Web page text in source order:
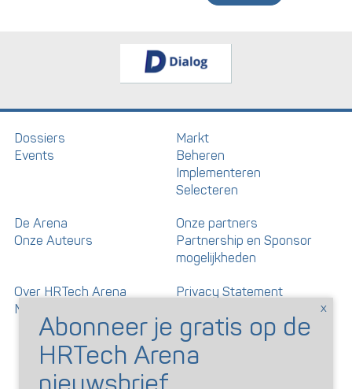
Dossiers
Events
Markt
Beheren
Implementeren
Selecteren
De Arena
Onze Auteurs
Onze partners
Partnership en Sponsor
mogelijkheden
Over HRTech Arena
Nieuwsbrief
Privacy Statement
Gedragscode artikelen en
reacties